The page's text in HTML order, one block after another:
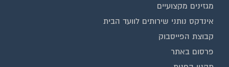
מגזינים מקצועיים
אינדקס נותני שירותים לוועד הבית
קבוצת הפייסבוק
פרסום באתר